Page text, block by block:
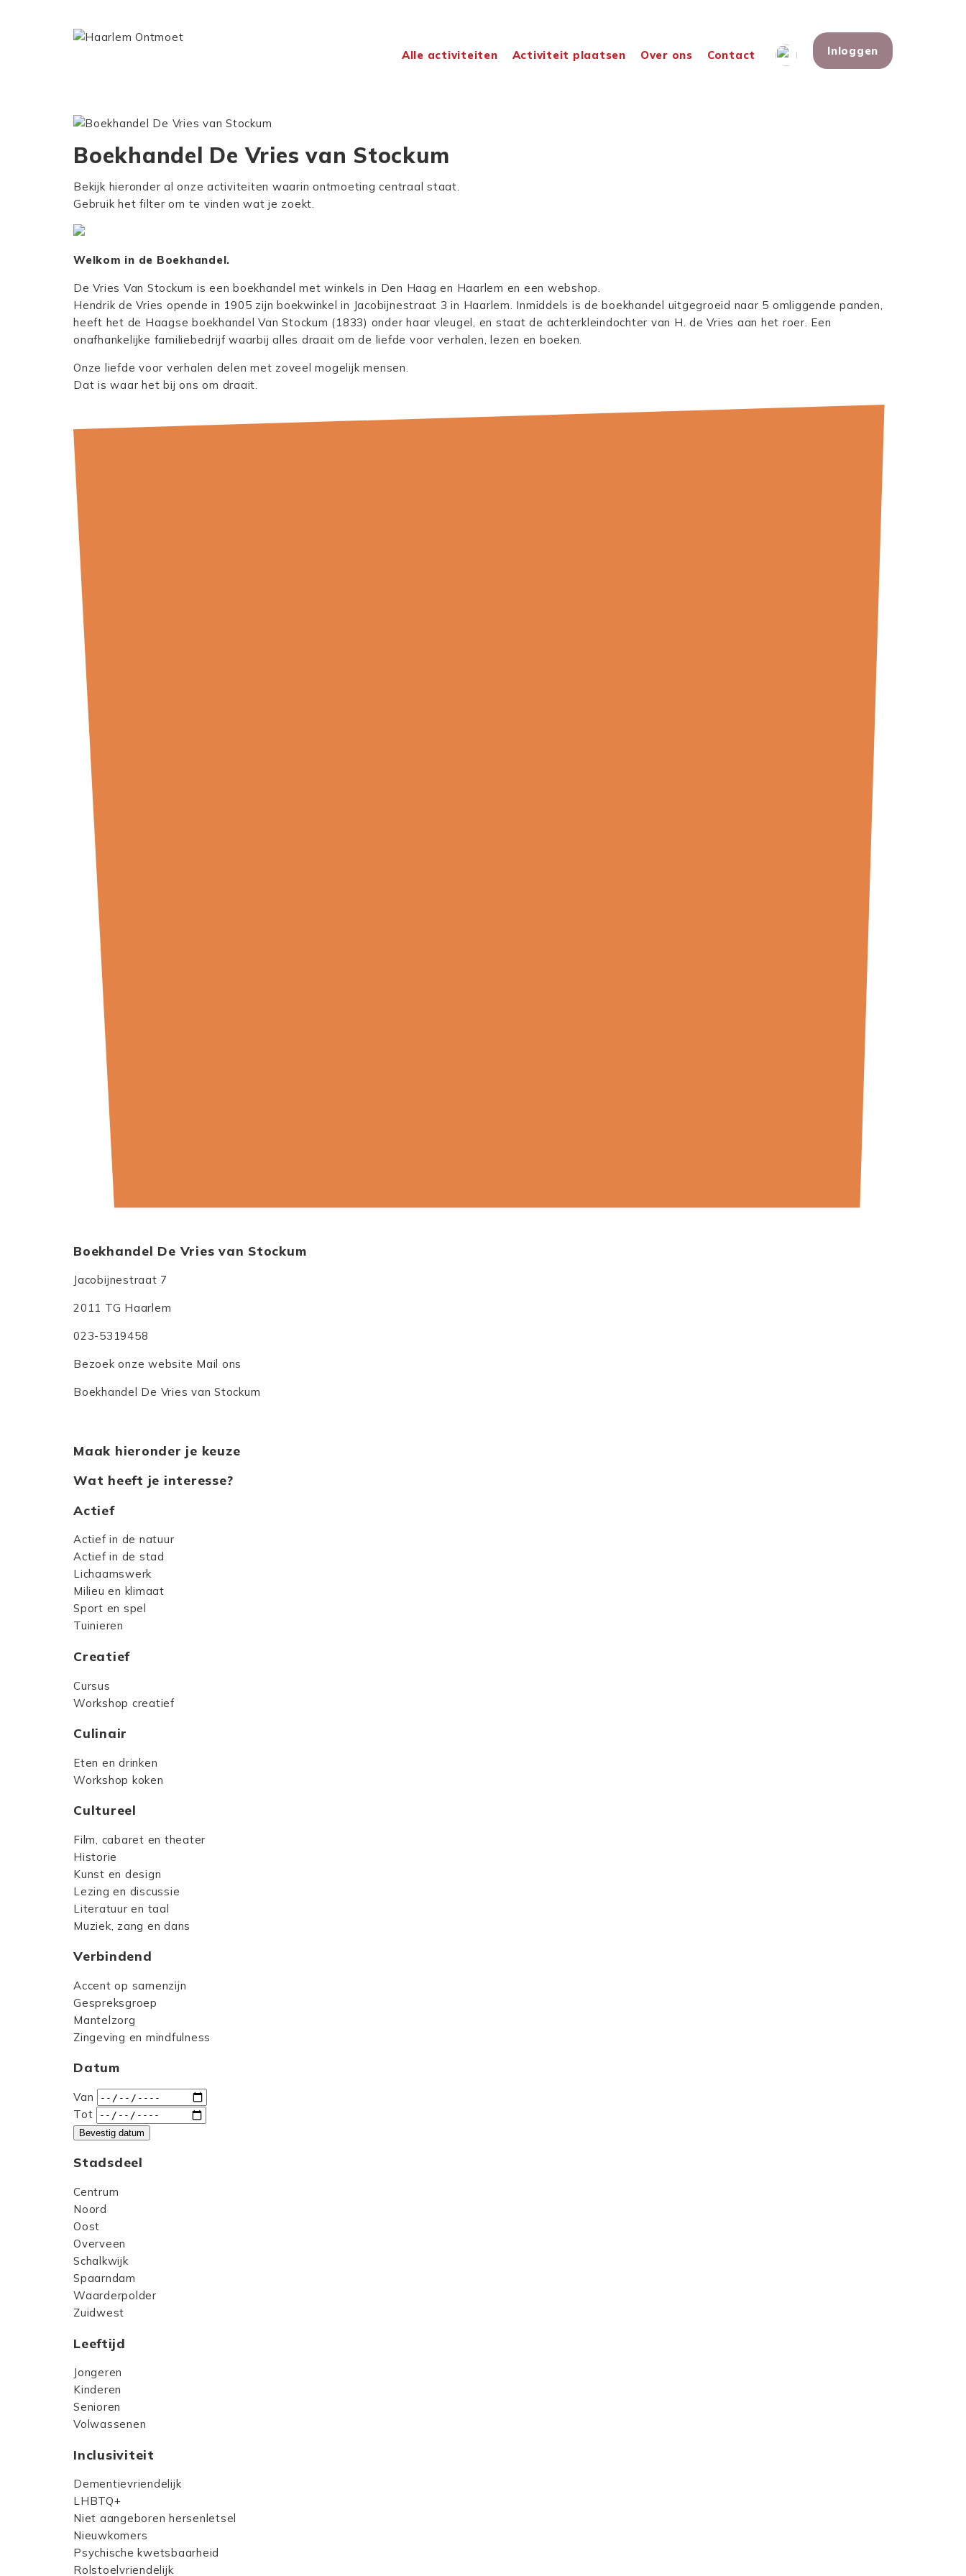
Alle activiteiten Activiteit plaatsen Over ons Contact Inloggen
Boekhandel De Vries van Stockum
Bekijk hieronder al onze activiteiten waarin ontmoeting centraal staat.
Gebruik het filter om te vinden wat je zoekt.
Welkom in de Boekhandel.
De Vries Van Stockum is een boekhandel met winkels in Den Haag en Haarlem en een webshop.
Hendrik de Vries opende in 1905 zijn boekwinkel in Jacobijnestraat 3 in Haarlem. Inmiddels is de boekhandel uitgegroeid naar 5 omliggende panden,
heeft het de Haagse boekhandel Van Stockum (1833) onder haar vleugel, en staat de achterkleindochter van H. de Vries aan het roer. Een
onafhankelijke familiebedrijf waarbij alles draait om de liefde voor verhalen, lezen en boeken.
Onze liefde voor verhalen delen met zoveel mogelijk mensen.
Dat is waar het bij ons om draait.
Boekhandel De Vries van Stockum
Jacobijnestraat 7
2011 TG Haarlem
023-5319458
Bezoek onze website Mail ons
Boekhandel De Vries van Stockum
Maak hieronder je keuze
Wat heeft je interesse?
Actief
Actief in de natuur
Actief in de stad
Lichaamswerk
Milieu en klimaat
Sport en spel
Tuinieren
Creatief
Cursus
Workshop creatief
Culinair
Eten en drinken
Workshop koken
Cultureel
Film, cabaret en theater
Historie
Kunst en design
Lezing en discussie
Literatuur en taal
Muziek, zang en dans
Verbindend
Accent op samenzijn
Gespreksgroep
Mantelzorg
Zingeving en mindfulness
Datum
Van
Tot
Bevestig datum
Stadsdeel
Centrum
Noord
Oost
Overveen
Schalkwijk
Spaarndam
Waarderpolder
Zuidwest
Leeftijd
Jongeren
Kinderen
Senioren
Volwassenen
Inclusiviteit
Dementievriendelijk
LHBTQ+
Niet aangeboren hersenletsel
Nieuwkomers
Psychische kwetsbaarheid
Rolstoelvriendelijk